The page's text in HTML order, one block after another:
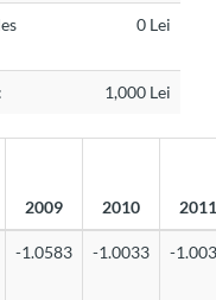
0 Lei
1,000 Lei
2009 2010 2011
-1.0583 -1.0033 -